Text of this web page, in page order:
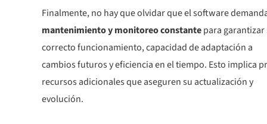
Finalmente, no hay que olvidar que el software
mantenimiento y monitoreo constantepara garantizar
correcto funcionamiento, capacidad de adaptación a
cambios futuros y eficiencia en el tiempo. Esto implica
recursos adicionales que aseguren su actualización y
evolución.